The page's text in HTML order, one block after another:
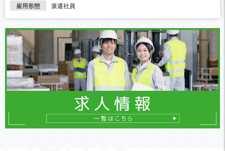
雇用形態
派遣社員